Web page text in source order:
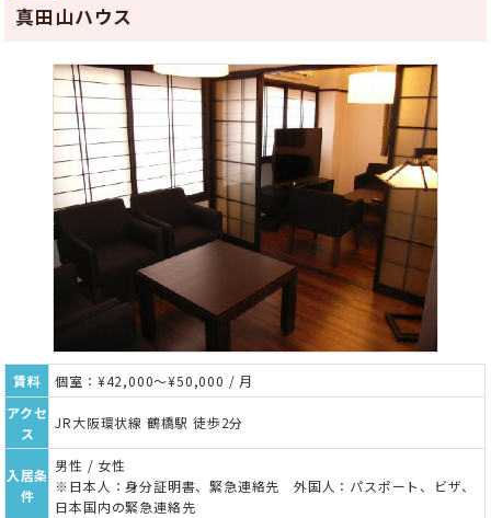
真田山ハウス
賃料
個室：¥42,000～¥50,000 / 月
アクセ
ス
JR大阪環状線 鶴橋駅 徒歩2分
入居条
件
男性 / 女性
※日本人：身分証明書、緊急連絡先 外国人：パスポート、ビザ、
日本国内の緊急連絡先